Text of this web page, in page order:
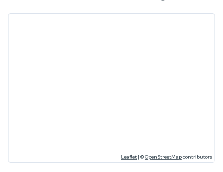
Leaflet | ©OpenStreetMapcontributors